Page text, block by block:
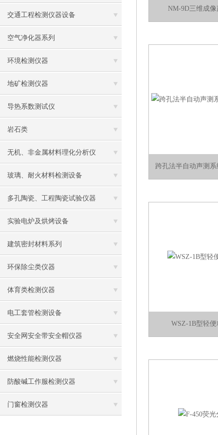
交通工程检测仪器设备
空气净化器系列
环境检测仪器
地矿检测仪器
导热系数测试仪
岩石类
无机、非金属材料理化分析仪
玻璃、耐火材料检测设备
多孔陶瓷、工程陶瓷试验仪器
实验电炉及烘烤设备
建筑密封材料系列
环保除尘类仪器
体育类检测仪器
电工套管检测设备
安全网安全带安全帽仪器
燃烧性能检测仪器
防酸碱工作服检测仪器
门窗检测仪器
NM-9D三维成
跨孔法半自动声测
WSZ-1B型轻